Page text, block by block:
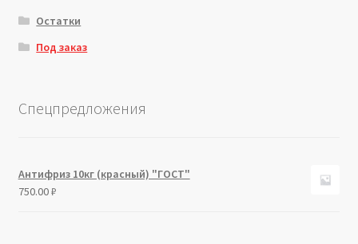
Остатки
Под заказ
Спецпредложения
Антифриз 10кг (красный) "ГОСТ"
750.00₽